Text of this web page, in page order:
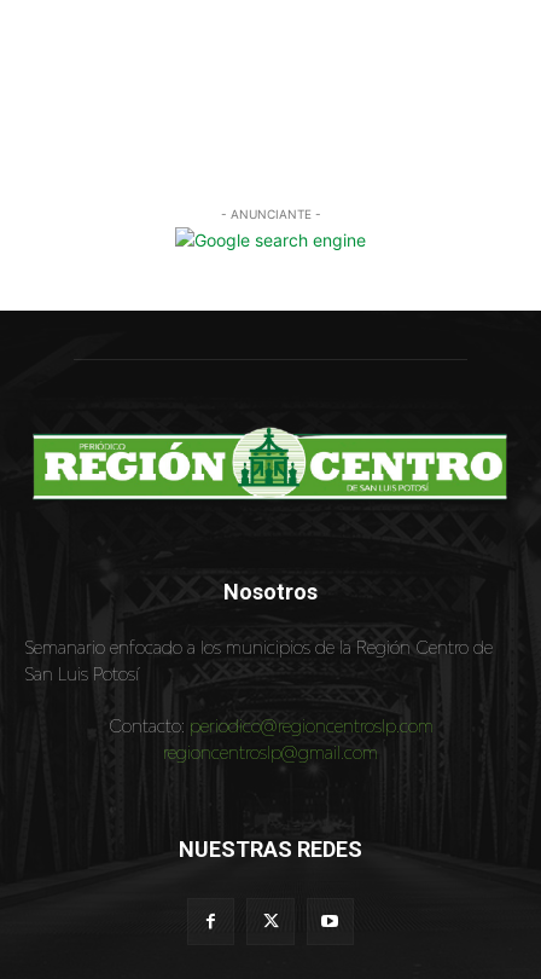
Nosotros
Semanario enfocado a los municipios de la Región Centro de
San Luis Potosí
Contacto: periodico@regioncentroslp.com
regioncentroslp@gmail.com
NUESTRAS REDES